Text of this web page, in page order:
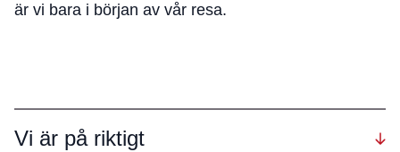
är vi bara i början av vår resa.
Vi är på riktigt